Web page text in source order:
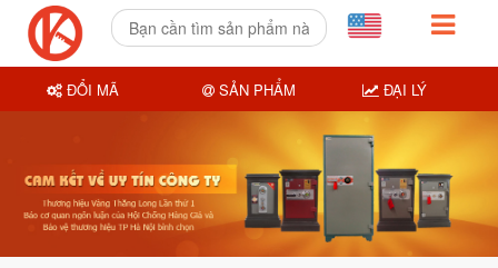
ĐỔI MÃ SẢN PHẨM ĐẠI LÝ